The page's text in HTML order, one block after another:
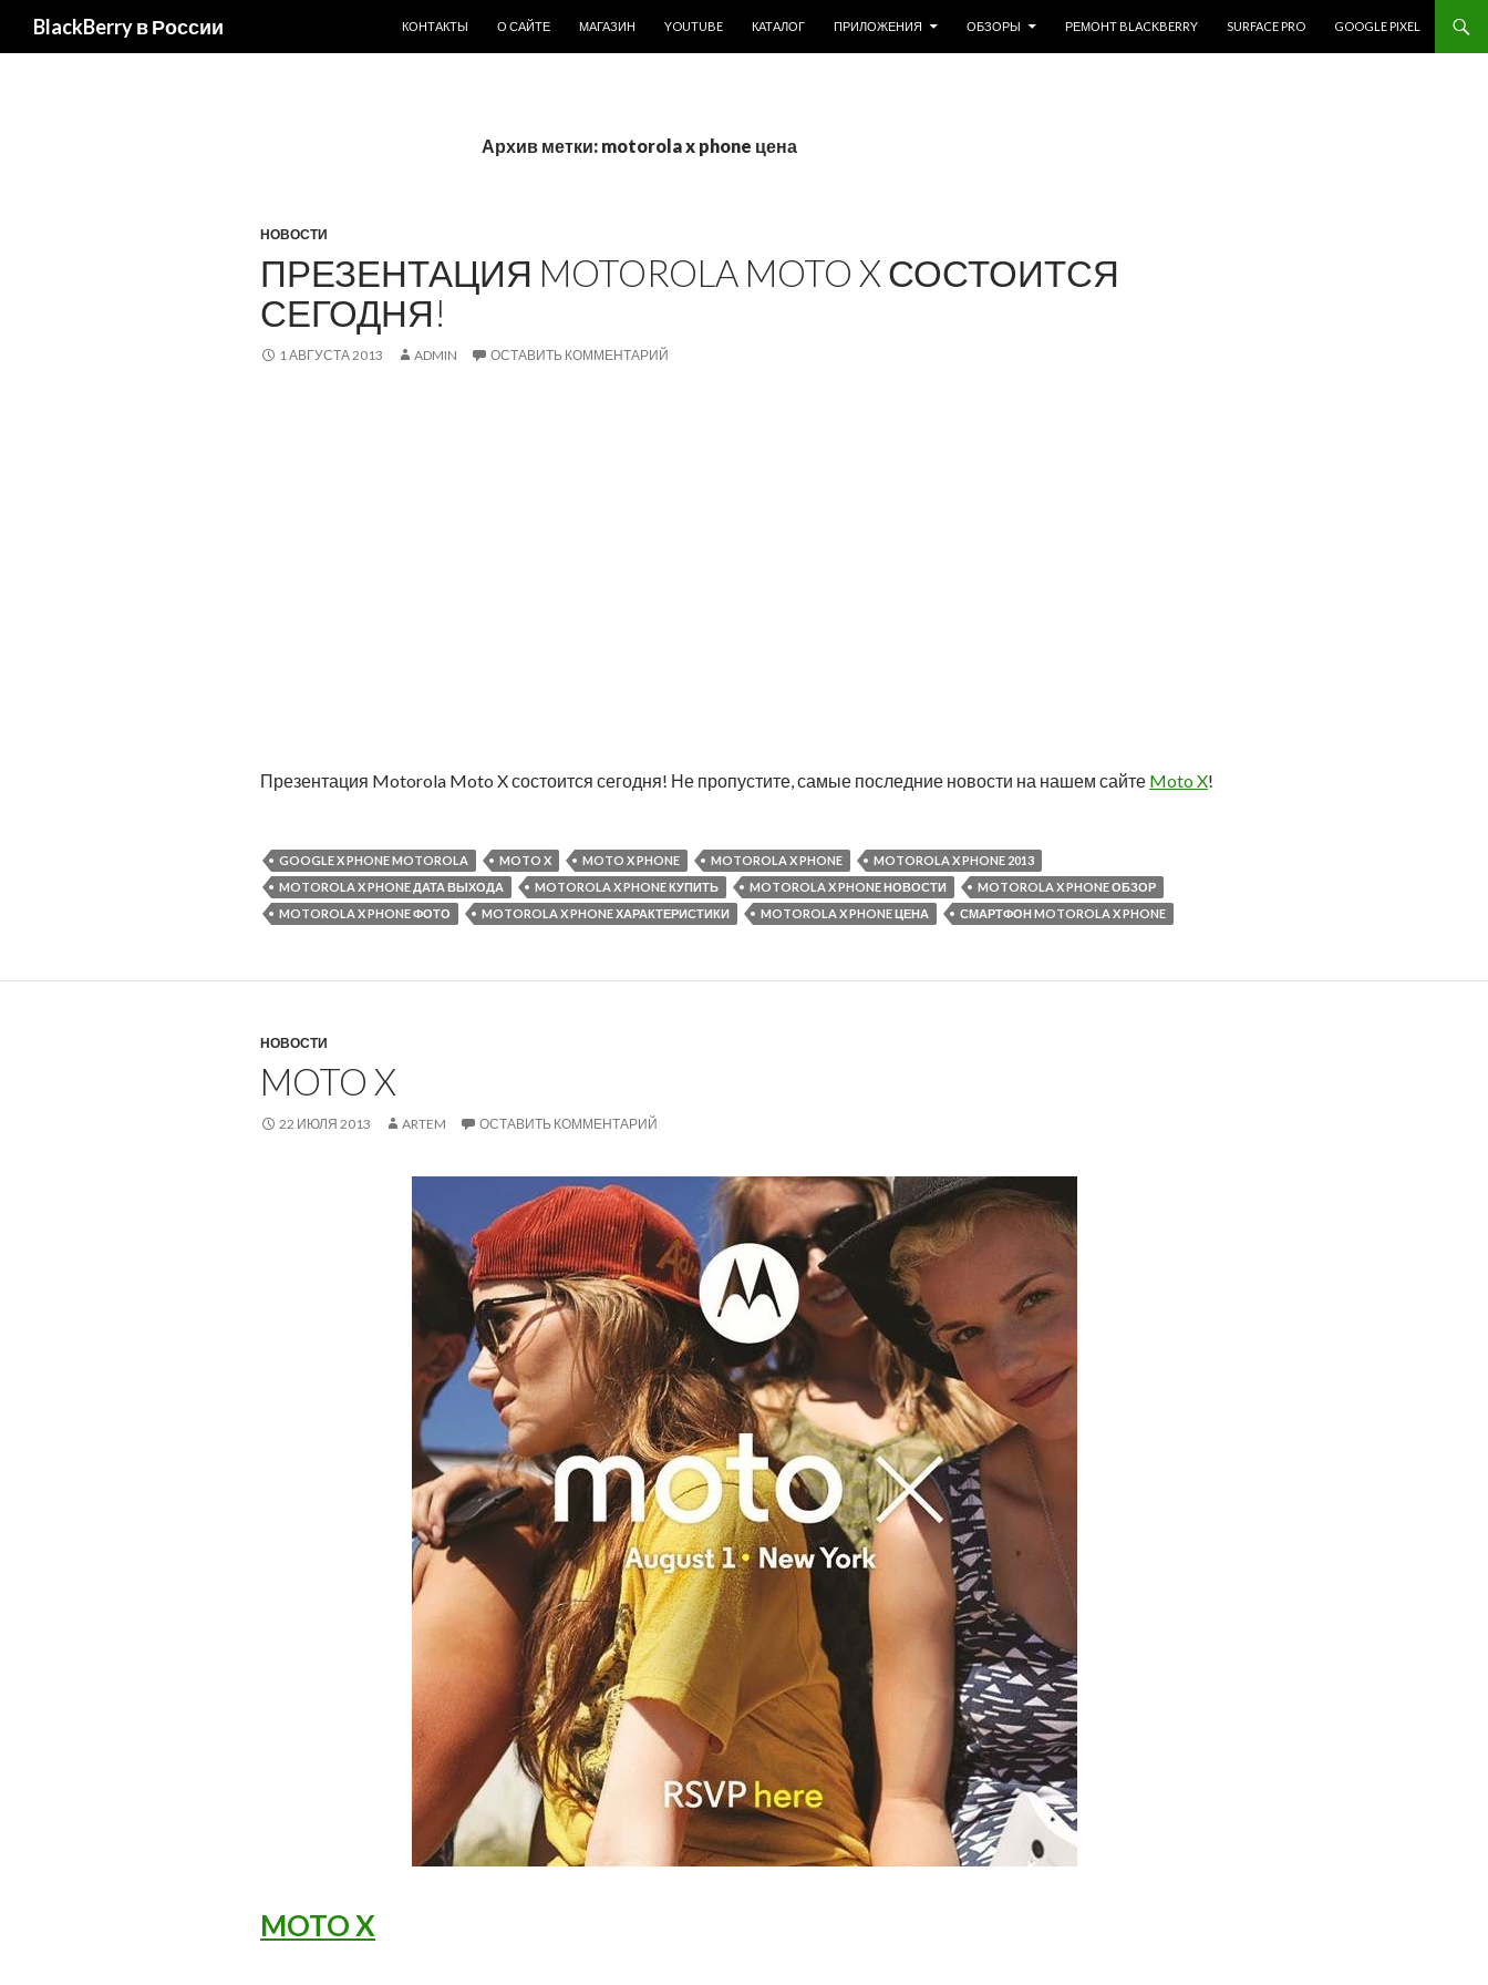
BlackBerry в России
КОНТАКТЫ
О САЙТЕ МАГАЗИН YOUTUBE КАТАЛОГ ПРИЛОЖЕНИЯ ОБЗОРЫ РЕМОНТ BLACKBERRY SURFACE PRO GOOGLE PIXEL
Архив метки: motorola x phone цена
НОВОСТИ
ПРЕЗЕНТАЦИЯ MOTOROLA MOTO X СОСТОИТСЯ
СЕГОДНЯ!
1 АВГУСТА 2013 ADMIN ОСТАВИТЬ КОММЕНТАРИЙ
Презентация Motorola Moto X состоится сегодня! Не пропустите, самые последние новости на нашем сайте Moto X!
GOOGLE X PHONE MOTOROLA MOTO X MOTO X PHONE MOTOROLA X PHONE
MOTOROLA X PHONE 2013
MOTOROLA X PHONE ДАТА ВЫХОДА
MOTOROLA X PHONE КУПИТЬ MOTOROLA X PHONE НОВОСТИ
MOTOROLA X PHONE ОБЗОР
MOTOROLA X PHONE ФОТО
MOTOROLA X PHONE ХАРАКТЕРИСТИКИ MOTOROLA X PHONE ЦЕНА СМАРТФОН MOTOROLA X PHONE
НОВОСТИ
MOTO X
22 ИЮЛЯ 2013 ARTEM ОСТАВИТЬ КОММЕНТАРИЙ
MOTO X